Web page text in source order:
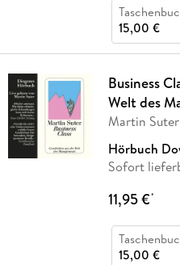
15,00 €
Business
Welt des
Martin Suter
Hörbuch
Sofort
11,95 €*
15,00 €